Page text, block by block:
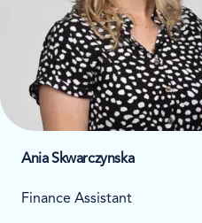
Ania Skwarczynska
Finance Assistant